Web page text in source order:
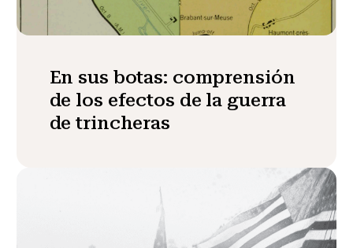
En sus botas: comprensión
de los efectos de la guerra
de trincheras